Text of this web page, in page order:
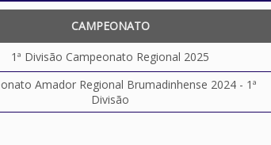
CAMPEONATO
1ª Divisão Campeonato Regional 2025
Amador Regional Brumadinhense 2024 - 1ª
Divisão